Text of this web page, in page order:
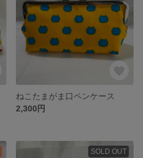
ねこたまがま口ペンケース
2,300円
SOLD OUT